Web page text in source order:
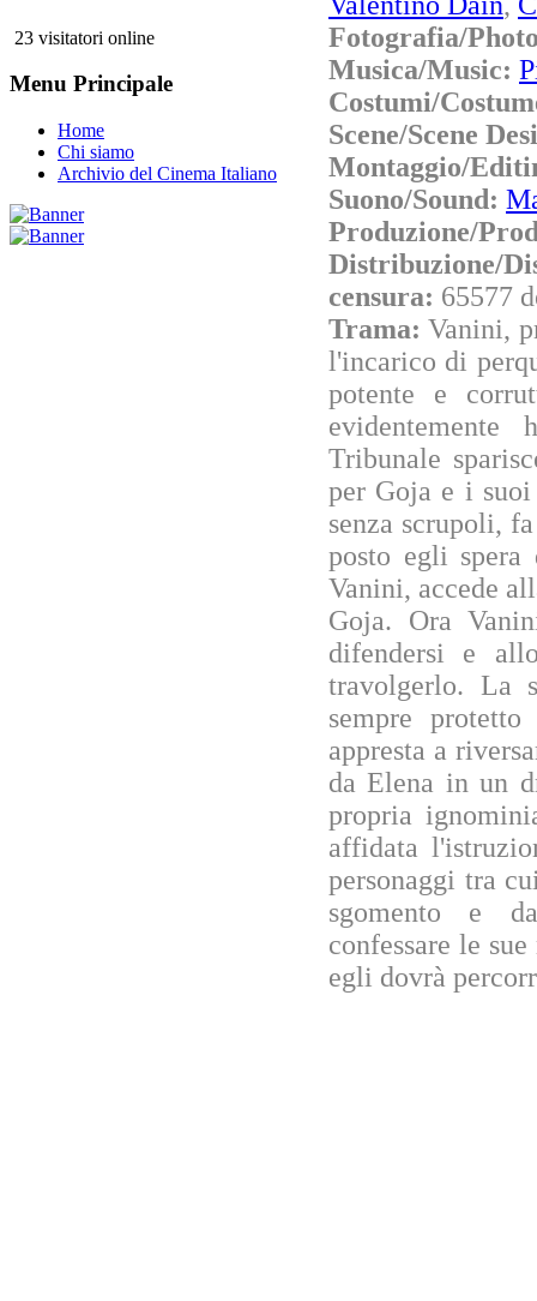
23 visitatori online
Menu Principale
Home
Chi siamo
Archivio del Cinema Italiano
Fotografia/
Musica/Music:
Costumi/
Scene/Scene
Montaggio/
Suono/Sound:
Produzione/
Distribuzione/
censura: 65577
Trama:Vanini,
l'incarico di
potente e
Tribunale
per Goja e i
senza scrupoli,
posto egli spera
Vanini, accede
Goja. Ora
difendersi e
travolgerlo. La
sempre
appresta a
da Elena in un
propria
affidata
personaggi tra
sgomento e
confessare le
egli dovrà